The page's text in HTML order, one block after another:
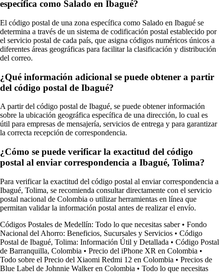
específica como Salado en Ibagué?
El código postal de una zona específica como Salado en Ibagué se
determina a través de un sistema de codificación postal establecido por
el servicio postal de cada país, que asigna códigos numéricos únicos a
diferentes áreas geográficas para facilitar la clasificación y distribución
del correo.
¿Qué información adicional se puede obtener a partir
del código postal de Ibagué?
A partir del código postal de Ibagué, se puede obtener información
sobre la ubicación geográfica específica de una dirección, lo cual es
útil para empresas de mensajería, servicios de entrega y para garantizar
la correcta recepción de correspondencia.
¿Cómo se puede verificar la exactitud del código
postal al enviar correspondencia a Ibagué, Tolima?
Para verificar la exactitud del código postal al enviar correspondencia a
Ibagué, Tolima, se recomienda consultar directamente con el servicio
postal nacional de Colombia o utilizar herramientas en línea que
permitan validar la información postal antes de realizar el envío.
Códigos Postales de Medellín: Todo lo que necesitas saber• Fondo
Nacional del Ahorro: Beneficios, Sucursales y Servicios • Código
Postal de Ibagué, Tolima: Información Útil y Detallada • Código Postal
de Barranquilla, Colombia • Precio del iPhone XR en Colombia •
Todo sobre el Precio del Xiaomi Redmi 12 en Colombia • Precios de
Blue Label de Johnnie Walker en Colombia • Todo lo que necesitas